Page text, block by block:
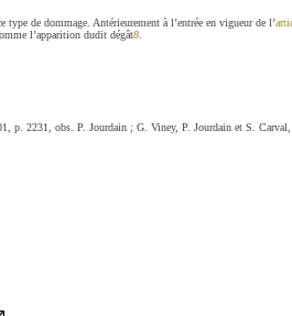
type de dommage. Antérieurement à l’entrée en vigueur de l’
l’apparition dudit dégât8
2231, obs. P. Jourdain ; G. Viney, P. Jourdain et S. Carval,